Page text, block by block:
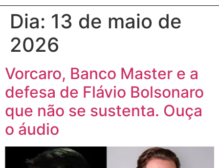
Dia: 13 de maio de
2026
Vorcaro, Banco Master e a
defesa de Flávio Bolsonaro
que não se sustenta. Ouça
o áudio